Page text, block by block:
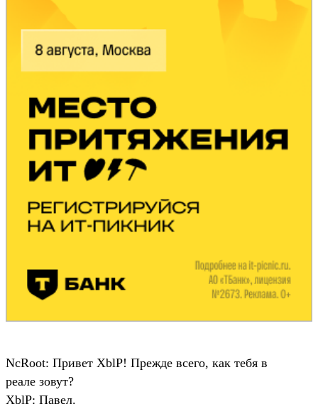
NcRoot: Привет XblP! Прежде всего, как тебя в
реале зовут?
XblP: Павел.